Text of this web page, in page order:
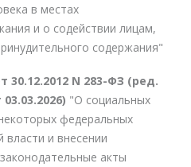
в местах
и о содействии лицам,
содержания"
N 283-ФЗ (ред.
"О социальных
федеральных
власти и внесении
акты